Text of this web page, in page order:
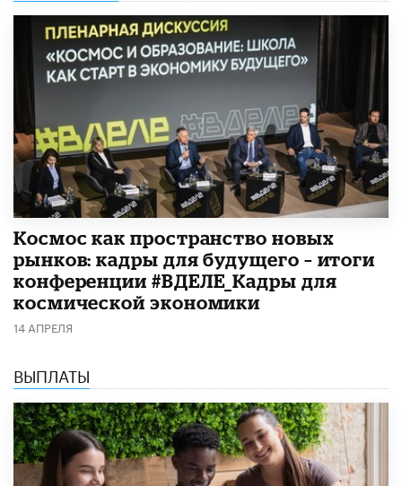
Космос как пространство новых
рынков: кадры для будущего – итоги
конференции #ВДЕЛЕ_Кадры для
космической экономики
14 АПРЕЛЯ
ВЫПЛАТЫ